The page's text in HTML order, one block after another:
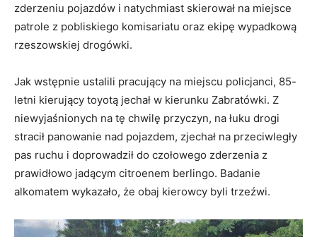
zderzeniu pojazdów i natychmiast skierował na miejsce
patrole z pobliskiego komisariatu oraz ekipę wypadkową
rzeszowskiej drogówki.
Jak wstępnie ustalili pracujący na miejscu policjanci, 85-
letni kierujący toyotą jechał w kierunku Zabratówki. Z
niewyjaśnionych na tę chwilę przyczyn, na łuku drogi
stracił panowanie nad pojazdem, zjechał na przeciwległy
pas ruchu i doprowadził do czołowego zderzenia z
prawidłowo jadącym citroenem berlingo. Badanie
alkomatem wykazało, że obaj kierowcy byli trzeźwi.